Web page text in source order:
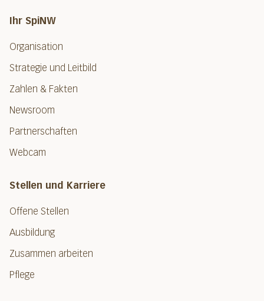
Ihr SpiNW
Organisation
Strategie und Leitbild
Zahlen & Fakten
Newsroom
Partnerschaften
Webcam
Stellen und Karriere
Offene Stellen
Ausbildung
Zusammen arbeiten
Pflege